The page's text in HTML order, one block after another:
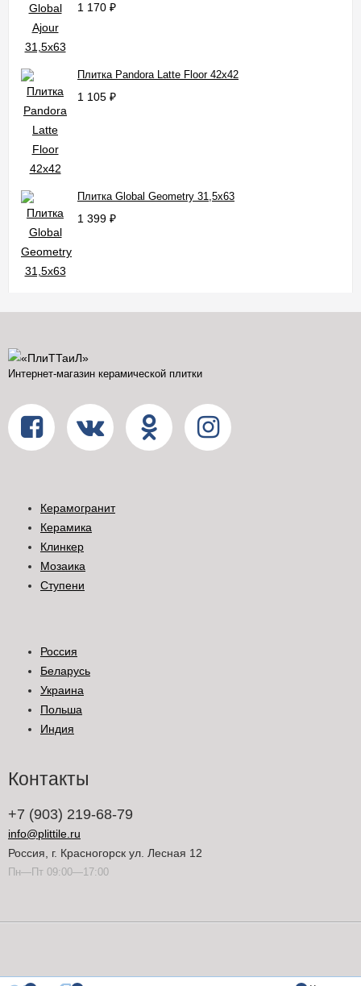
1 170 ₽
Плитка Pandora Latte Floor 42x42
1 105 ₽
Плитка Global Geometry 31,5x63
1 399 ₽
Интернет-магазин керамической плитки
Керамогранит
Керамика
Клинкер
Мозаика
Ступени
Россия
Беларусь
Украина
Польша
Индия
Контакты
+7 (903) 219-68-79
info@plittile.ru
Россия, г. Красногорск ул. Лесная 12
Пн—Пт 09:00—17:00